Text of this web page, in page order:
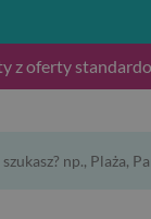
z oferty